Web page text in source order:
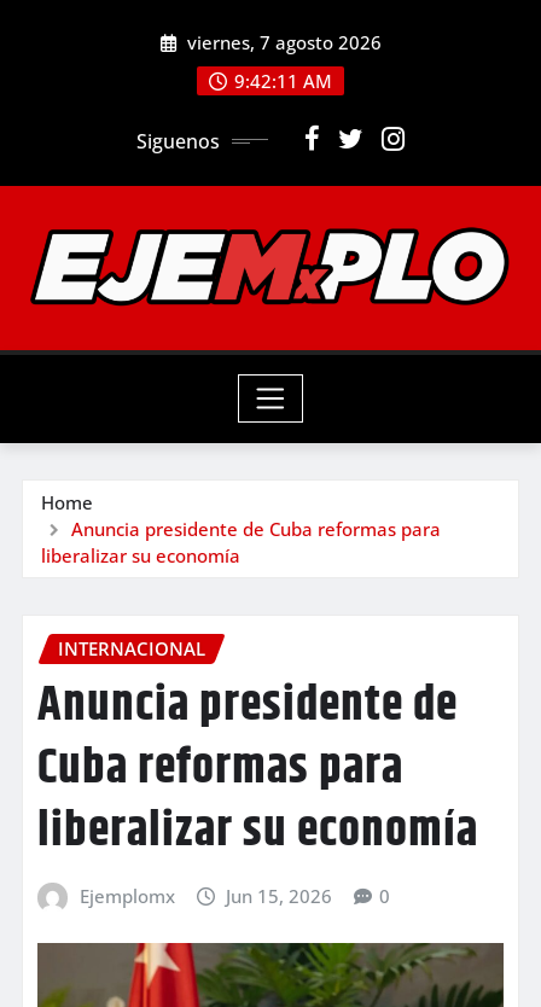
viernes, 7 agosto 2026
9:42:13 AM
Siguenos
Home
Anuncia presidente de Cuba reformas para
liberalizar su economía
INTERNACIONAL
Anuncia presidente de
Cuba reformas para
liberalizar su economía
Ejemplomx Jun 15, 2026 0